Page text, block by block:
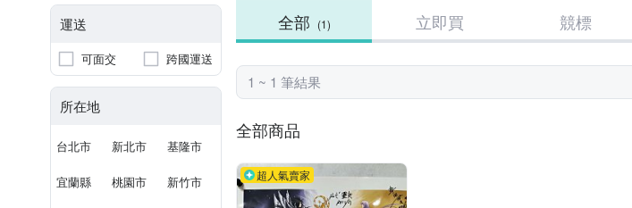
運送
可面交 跨國運送
所在地
台北市 新北市 基隆市
宜蘭縣 桃園市 新竹市
全部 (1) 立即買 競標
1 ~ 1 筆結果
全部商品
超人氣賣家